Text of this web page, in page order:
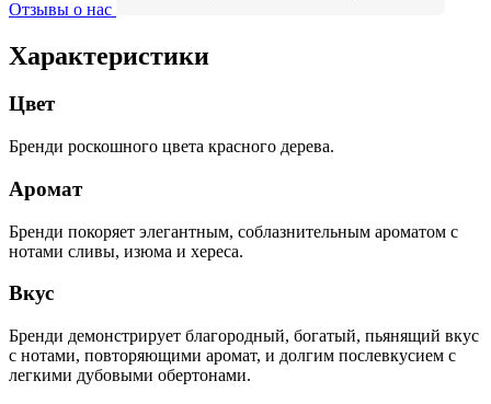
Отзывы о нас
Характеристики
Цвет
Бренди роскошного цвета красного дерева.
Аромат
Бренди покоряет элегантным, соблазнительным ароматом с
нотами сливы, изюма и хереса.
Вкус
Бренди демонстрирует благородный, богатый, пьянящий вкус
с нотами, повторяющими аромат, и долгим послевкусием с
легкими дубовыми обертонами.